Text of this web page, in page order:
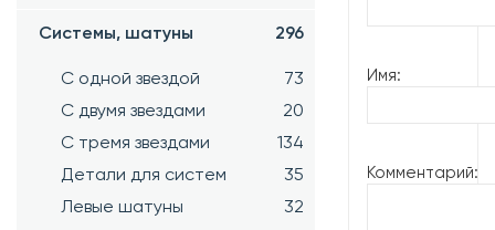
Системы, шатуны 296
С одной звездой
73
С двумя звездами
20
С тремя звездами
134
Детали для систем
35
Левые шатуны
32
Имя:
Комментарий: